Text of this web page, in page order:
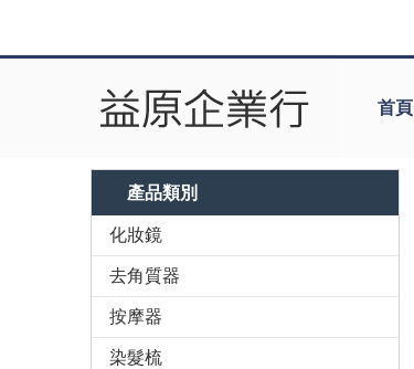
首頁
產品類別
化妝鏡
去角質器
按摩器
染髮梳